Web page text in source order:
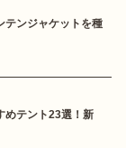
テンジャケットを種
めテント23選！新